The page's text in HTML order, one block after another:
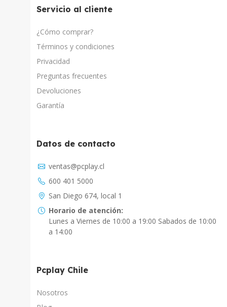
Servicio al cliente
¿Cómo comprar?
Términos y condiciones
Privacidad
Preguntas frecuentes
Devoluciones
Garantía
Datos de contacto
ventas@pcplay.cl
600 401 5000
San Diego 674, local 1
Horario de atención:
Lunes a Viernes de 10:00 a 19:00 Sabados de 10:00
a 14:00
Pcplay Chile
Nosotros
Chat con IA
PcPlay Santiago / Web
Hola soy Freddy, en que puedo ayudarte...
PcPlay Santiago / Tienda
PCPlay Osorno